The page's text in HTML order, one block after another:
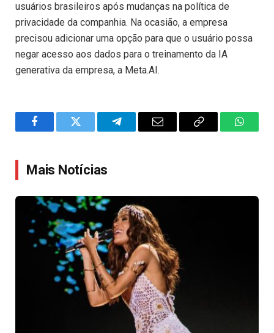
usuários brasileiros após mudanças na política de
privacidade da companhia. Na ocasião, a empresa
precisou adicionar uma opção para que o usuário possa
negar acesso aos dados para o treinamento da IA
generativa da empresa, a Meta.AI.
FacebookTwitter TelegramEmail
Copy
Mais Notícias